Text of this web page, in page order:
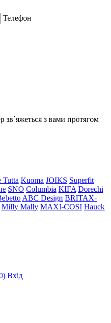
Телефон
з вами протягом
Tutta Kuoma JOIKS Superfit
SNO Columbia KIFA Dorechi
ABC Design BRITAX-
Milly Mally MAXI-COSI Hauck
Вхід